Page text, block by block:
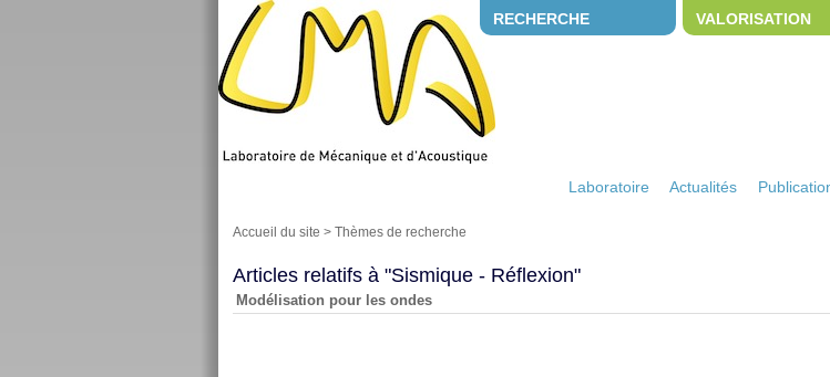
RECHERCHE VALORISATION
Laboratoire Actualités
Accueil du site > Thèmes de recherche
Articles relatifs à "Sismique - Réflexion"
Modélisation pour les ondes